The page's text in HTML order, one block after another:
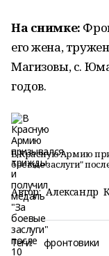
На снимке:
его жена,
Магизовы, с.
годов.
В Красную Армию
боевые заслуги"
Автор: Александр
Теги: фронтовики